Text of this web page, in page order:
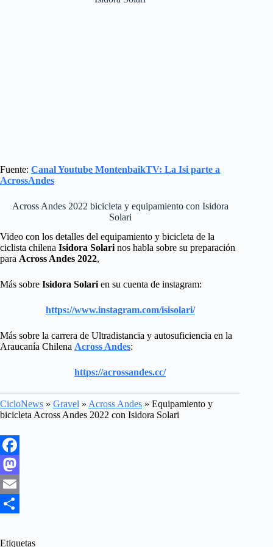
Fuente: Canal Youtube MontenbaikTV: La Isi parte a
AcrossAndes
Across Andes 2022 bicicleta y equipamiento con Isidora
Solari
Video con los detalles del equipamiento y bicicleta de la
ciclista chilena Isidora Solari nos habla sobre su preparación
para Across Andes 2022,
Más sobre Isidora Solari en su cuenta de instagram:
https://www.instagram.com/isisolari/
Más sobre la carrera de Ultradistancia y autosuficiencia en la
Araucanía Chilena Across Andes:
https://acrossandes.cc/
CicloNews » Gravel » Across Andes » Equipamiento y
bicicleta Across Andes 2022 con Isidora Solari
F
a
c
b
M
a
t
E
a
h
Etiquetas